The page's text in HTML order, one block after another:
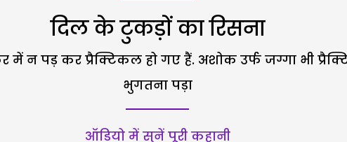
दिल के टुकड़ों का रिसना
पड़ कर प्रैक्टिकल हो गए हैं. अशोक उर्फ जग्गा भी
भुगतना पड़ा
ऑडियो में सुनें पूरी कहानी